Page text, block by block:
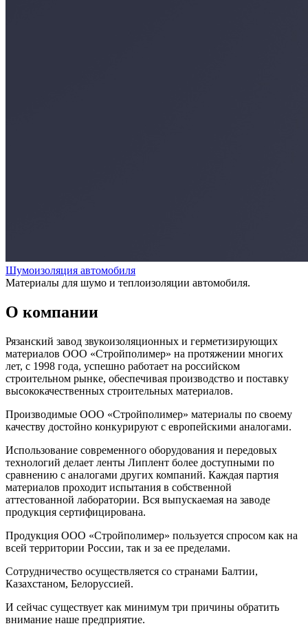
Шумоизоляция автомобиля
Материалы для шумо и теплоизоляции автомобиля.
О компании
Рязанский завод звукоизоляционных и герметизирующих
материалов ООО «Стройполимер» на протяжении многих
лет, с 1998 года, успешно работает на российском
строительном рынке, обеспечивая производство и поставку
высококачественных строительных материалов.
Производимые ООО «Стройполимер» материалы по своему
качеству достойно конкурируют с европейскими аналогами.
Использование современного оборудования и передовых
технологий делает ленты Липлент более доступными по
сравнению с аналогами других компаний. Каждая партия
материалов проходит испытания в собственной
аттестованной лаборатории. Вся выпускаемая на заводе
продукция сертифицирована.
Продукция ООО «Стройполимер» пользуется спросом как на
всей территории России, так и за ее пределами.
Сотрудничество осуществляется со странами Балтии,
Казахстаном, Белоруссией.
И сейчас существует как минимум три причины обратить
внимание наше предприятие.